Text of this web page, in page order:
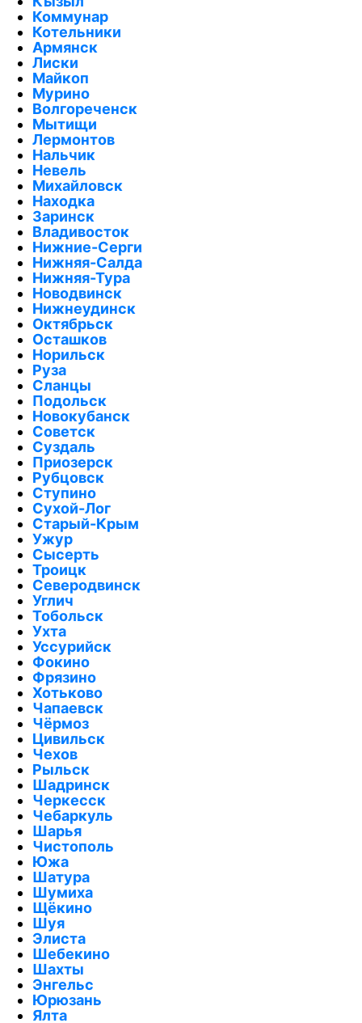
Коммунар
Котельники
Армянск
Лиски
Майкоп
Мурино
Волгореченск
Мытищи
Лермонтов
Нальчик
Невель
Михайловск
Находка
Заринск
Владивосток
Нижние-Серги
Нижняя-Салда
Нижняя-Тура
Новодвинск
Нижнеудинск
Октябрьск
Осташков
Норильск
Руза
Сланцы
Подольск
Новокубанск
Советск
Суздаль
Приозерск
Рубцовск
Ступино
Сухой-Лог
Старый-Крым
Ужур
Сысерть
Троицк
Северодвинск
Углич
Тобольск
Ухта
Уссурийск
Фокино
Фрязино
Хотьково
Чапаевск
Чёрмоз
Цивильск
Чехов
Рыльск
Шадринск
Черкесск
Чебаркуль
Шарья
Чистополь
Южа
Шатура
Шумиха
Щёкино
Шуя
Элиста
Шебекино
Шахты
Энгельс
Юрюзань
Ялта